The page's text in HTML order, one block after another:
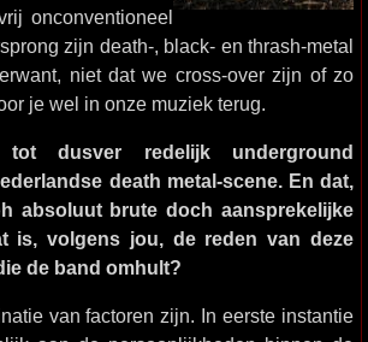
onconventioneel
zijn death-, black- en thrash-metal
niet dat we cross-over zijn of zo
je wel in onze muziek terug.
dusver redelijk underground
death metal-scene. En dat,
absoluut brute doch aansprekelijke
is, volgens jou, de reden van deze
de band omhult?
van factoren zijn. In eerste instantie